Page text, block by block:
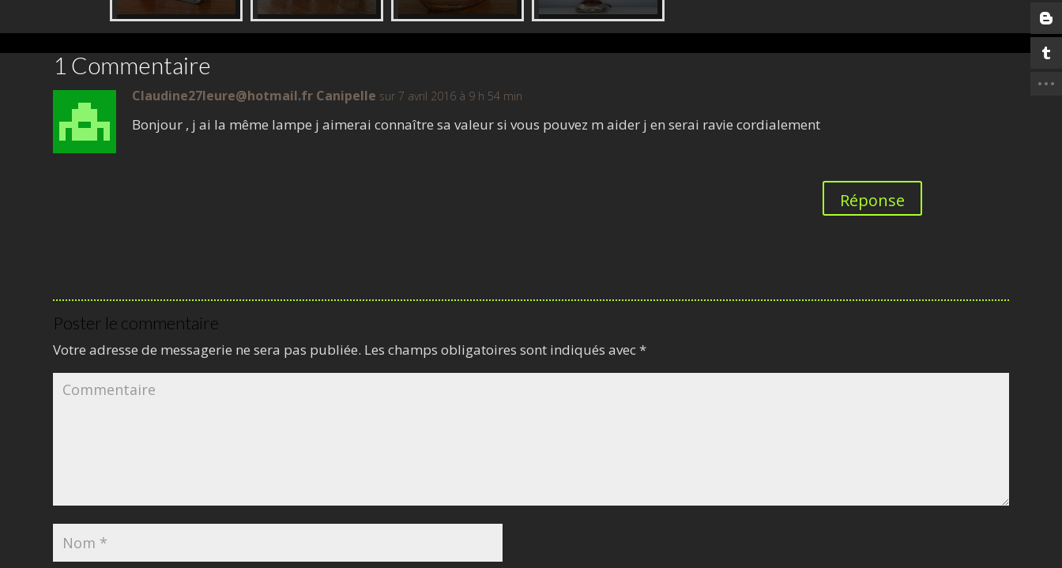
1 Commentaire
Claudine27leure@hotmail.fr Canipelle sur 7 avril 2016 à 9 h 54 min
Bonjour , j ai la même lampe j aimerai connaître sa valeur si vous pouvez m aider j en serai ravie cordialement
Réponse
Poster le commentaire
Votre adresse de messagerie ne sera pas publiée. Les champs obligatoires sont indiqués avec*